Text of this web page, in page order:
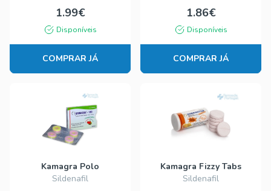
1.99€
Disponíveis
COMPRAR JÁ
1.86€
Disponíveis
COMPRAR JÁ
Kamagra Polo
Sildenafil
Kamagra Fizzy Tabs
Sildenafil